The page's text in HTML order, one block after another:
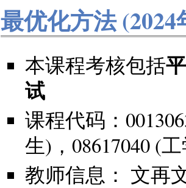
最优化方法
本课程考核包括
试
课程代码：
生)，08617040 (
教师信息： 文再